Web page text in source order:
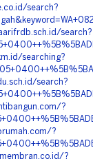
search?
search?
searching?
search?
?
?
?